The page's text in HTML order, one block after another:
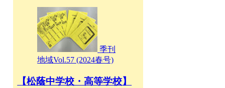
季刊
地域Vol.57 (2024春号)
【松蔭中学校・高等学校】